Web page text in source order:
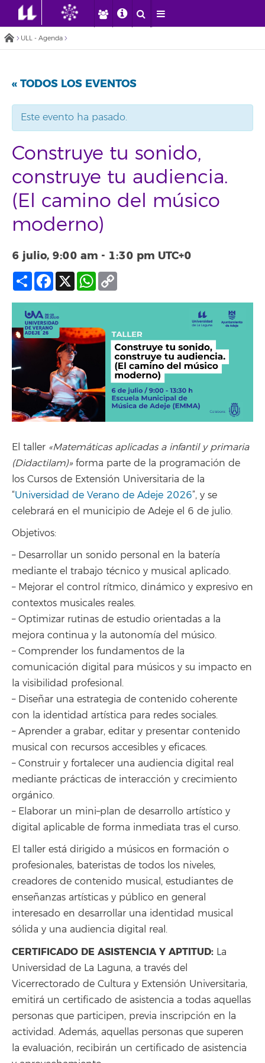
ULL - Agenda
« TODOS LOS EVENTOS
Este evento ha pasado.
Construye tu sonido,
construye tu audiencia.
(El camino del músico
moderno)
6 julio, 9:00 am - 1:30 pm UTC+0
Compartir
Facebook
X WhatsApp
El taller «Matemáticas aplicadas a infantil y primaria
(Didactilam)» forma parte de la programación de
los Cursos de Extensión Universitaria de la
“Universidad de Verano de Adeje 2026”, y se
celebrará en el municipio de Adeje el 6 de julio.
Objetivos:
– Desarrollar un sonido personal en la batería
mediante el trabajo técnico y musical aplicado.
– Mejorar el control rítmico, dinámico y expresivo en
contextos musicales reales.
– Optimizar rutinas de estudio orientadas a la
mejora continua y la autonomía del músico.
– Comprender los fundamentos de la
comunicación digital para músicos y su impacto en
la visibilidad profesional.
– Diseñar una estrategia de contenido coherente
con la identidad artística para redes sociales.
– Aprender a grabar, editar y presentar contenido
musical con recursos accesibles y eficaces.
– Construir y fortalecer una audiencia digital real
mediante prácticas de interacción y crecimiento
orgánico.
– Elaborar un mini–plan de desarrollo artístico y
digital aplicable de forma inmediata tras el curso.
El taller está dirigido a músicos en formación o
profesionales, bateristas de todos los niveles,
creadores de contenido musical, estudiantes de
enseñanzas artísticas y público en general
interesado en desarrollar una identidad musical
sólida y una audiencia digital real.
CERTIFICADO DE ASISTENCIA Y APTITUD: La
Universidad de La Laguna, a través del
Vicerrectorado de Cultura y Extensión Universitaria,
emitirá un certificado de asistencia a todas aquellas
personas que participen, previa inscripción en la
actividad. Además, aquellas personas que superen
la evaluación, recibirán un certificado de asistencia